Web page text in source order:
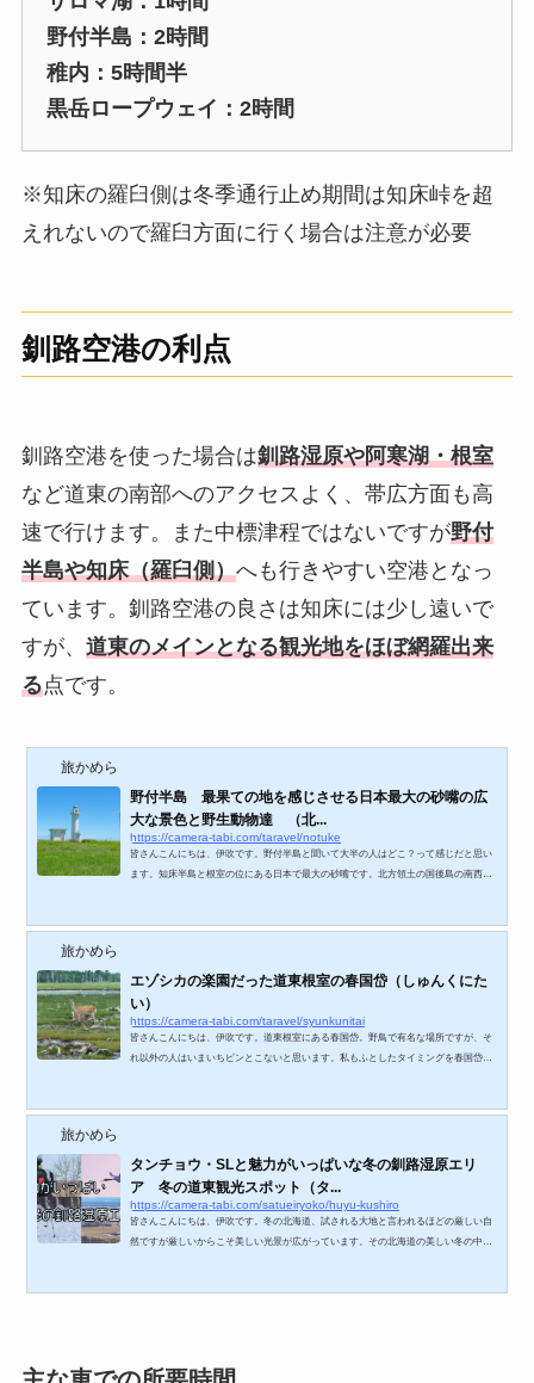
野付半島：2時間
稚内：5時間半
黒岳ロープウェイ：2時間
※知床の羅臼側は冬季通行止め期間は知床峠を超
えれないので羅臼方面に行く場合は注意が必要
釧路空港の利点
釧路空港を使った場合は釧路湿原や阿寒湖・根室
など道東の南部へのアクセスよく、帯広方面も高
速で行けます。また中標津程ではないですが野付
半島や知床（羅臼側）へも行きやすい空港となっ
ています。釧路空港の良さは知床には少し遠いで
すが、 道東のメインとなる観光地をほぼ網羅出来
る点です。
旅かめら
野付半島 最果ての地を感じさせる日本最大の砂嘴の広
大な景色と野生動物達 （北...
https://camera-tabi.com/taravel/notuke
皆さんこんにちは、伊吹です。野付半島と聞いて大半の人はどこ？って感じだと思い
ます。知床半島と根室の位にある日本で最大の砂嘴です。北方領土の国後島の南西方
クセスは道東に住んでない人からしたらかなり行きにくい場所にありますが。女満別
羽田便は1日1往復という秘境です。それでも...
旅かめら
エゾシカの楽園だった道東根室の春国岱（しゅんくにた
い）
https://camera-tabi.com/taravel/syunkunitai
皆さんこんにちは、伊吹です。道東根室にある春国岱。野鳥で有名な場所ですが、そ
れ以外の人はいまいちピンとこないと思います。私もふとしたタイミングを春国岱を
のため春国岱単体で観光に行くよりも、根室への観光と絡めていくことをお勧めしま
でした。 α7RⅡ ＋ FE 24-105mm F4 G同じく入...
旅かめら
タンチョウ・SLと魅力がいっぱいな冬の釧路湿原エリ
ア 冬の道東観光スポット（タ...
https://camera-tabi.com/satueiryoko/huyu-kushiro
皆さんこんにちは、伊吹です。冬の北海道、試される大地と言われるほどの厳しい自
然ですが厳しいからこそ美しい光景が広がっています。その北海道の美しい冬の中で